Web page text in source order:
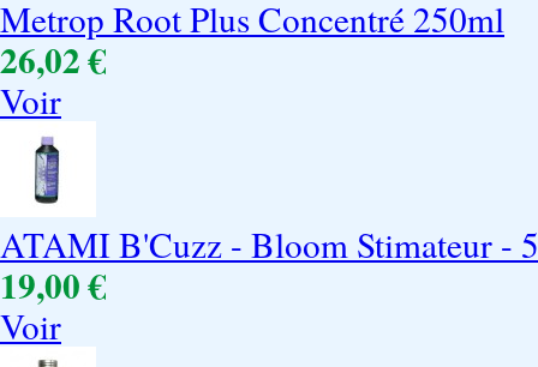
Metrop Root Plus Concentré 250ml
26,02 €
Voir
ATAMI B'Cuzz - Bloom Stimateur -
19,00 €
Voir